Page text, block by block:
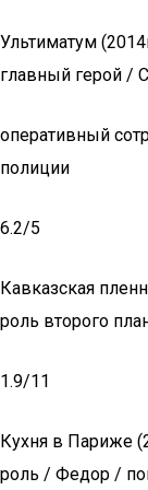
Ультиматум
главный герой /
оперативный
полиции
6.2/5
Кавказская
роль второго
1.9/11
Кухня в Париже
роль / Федор /